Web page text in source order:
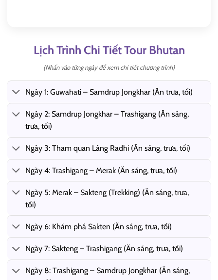
Lịch Trình Chi Tiết Tour Bhutan
(Nhấn vào từng ngày để xem chi tiết chương trình)
Ngày 1: Guwahati – Samdrup Jongkhar (Ăn trưa, tối)
Ngày 2: Samdrup Jongkhar – Trashigang (Ăn sáng,
trưa, tối)
Ngày 3: Tham quan Làng Radhi (Ăn sáng, trưa, tối)
Ngày 4: Trashigang – Merak (Ăn sáng, trưa, tối)
Ngày 5: Merak – Sakteng (Trekking) (Ăn sáng, trưa,
tối)
Ngày 6: Khám phá Sakten (Ăn sáng, trưa, tối)
Ngày 7: Sakteng – Trashigang (Ăn sáng, trưa, tối)
Ngày 8: Trashigang – Samdrup Jongkhar (Ăn sáng,